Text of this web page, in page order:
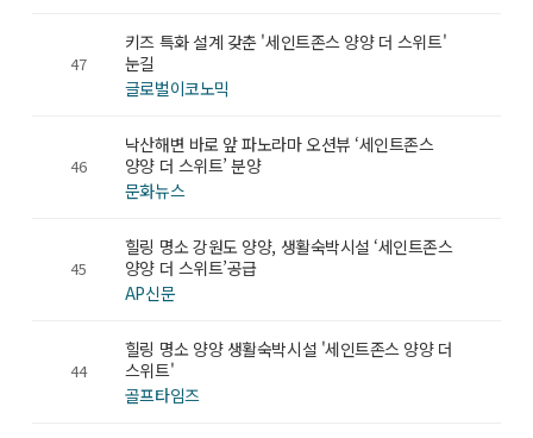
47
키즈 특화 설계 갖춘 '세인트존스 양양 더 스위트'
눈길
글로벌이코노믹
46
낙산해변 바로 앞 파노라마 오션뷰 ‘세인트존스
양양 더 스위트’ 분양
문화뉴스
45
힐링 명소 강원도 양양, 생활숙박시설 ‘세인트존스
양양 더 스위트’공급
AP신문
44
힐링 명소 양양 생활숙박시설 '세인트존스 양양 더
스위트'
골프타임즈